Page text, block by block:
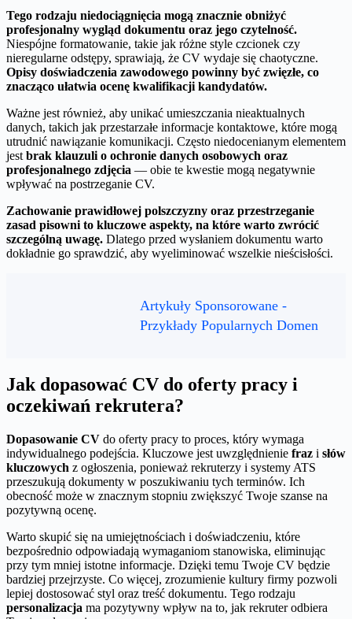
Tego rodzaju niedociągnięcia mogą znacznie obniżyć
profesjonalny wygląd dokumentu oraz jego czytelność.
Niespójne formatowanie, takie jak różne style czcionek czy
nieregularne odstępy, sprawiają, że CV wydaje się chaotyczne.
Opisy doświadczenia zawodowego powinny być zwięzłe, co
znacząco ułatwia ocenę kwalifikacji kandydatów.
Ważne jest również, aby unikać umieszczania nieaktualnych
danych, takich jak przestarzałe informacje kontaktowe, które mogą
utrudnić nawiązanie komunikacji. Często niedocenianym elementem
jest brak klauzuli o ochronie danych osobowych oraz
profesjonalnego zdjęcia — obie te kwestie mogą negatywnie
wpływać na postrzeganie CV.
Zachowanie prawidłowej polszczyzny oraz przestrzeganie
zasad pisowni to kluczowe aspekty, na które warto zwrócić
szczególną uwagę. Dlatego przed wysłaniem dokumentu warto
dokładnie go sprawdzić, aby wyeliminować wszelkie nieścisłości.
Artykuły Sponsorowane -
Przykłady Popularnych Domen
Jak dopasować CV do oferty pracy i
oczekiwań rekrutera?
Dopasowanie CV do oferty pracy to proces, który wymaga
indywidualnego podejścia. Kluczowe jest uwzględnienie fraz i słów
kluczowych z ogłoszenia, ponieważ rekruterzy i systemy ATS
przeszukują dokumenty w poszukiwaniu tych terminów. Ich
obecność może w znacznym stopniu zwiększyć Twoje szanse na
pozytywną ocenę.
Warto skupić się na umiejętnościach i doświadczeniu, które
bezpośrednio odpowiadają wymaganiom stanowiska, eliminując
przy tym mniej istotne informacje. Dzięki temu Twoje CV będzie
bardziej przejrzyste. Co więcej, zrozumienie kultury firmy pozwoli
lepiej dostosować styl oraz treść dokumentu. Tego rodzaju
personalizacja ma pozytywny wpływ na to, jak rekruter odbiera